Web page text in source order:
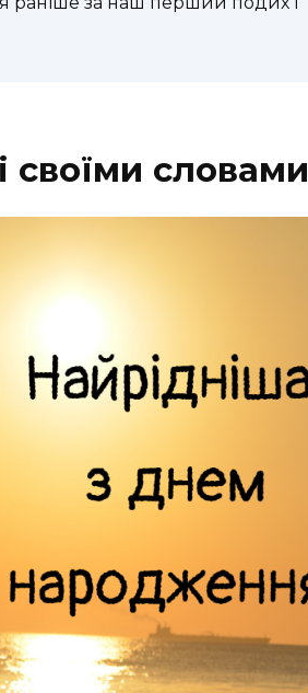
своїми словами